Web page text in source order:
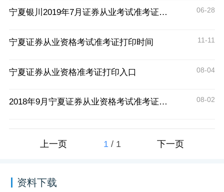
宁夏银川2019年7月证券从业考试准考证打印时间及入口 06-28
宁夏证券从业资格考试准考证打印时间 11-11
宁夏证券从业资格准考证打印入口 08-04
2018年9月宁夏证券从业资格考试准考证打印时间 08-02
上一页 1 / 1 下一页
资料下载